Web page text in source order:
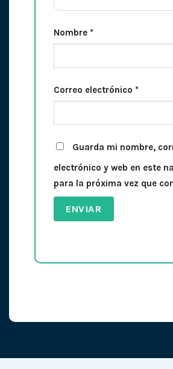
Nombre *
Correo electrónico *
Guarda mi nombre,
electrónico y web en este
para la próxima vez que